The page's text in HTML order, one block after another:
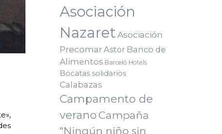
Asociación
NazaretAsociación
PrecomarAstor Banco de
Alimentos Barceló Hotels
Bocatas solidarios
Calabazas
Campamento de
verano Campaña
"Ningún niño sin